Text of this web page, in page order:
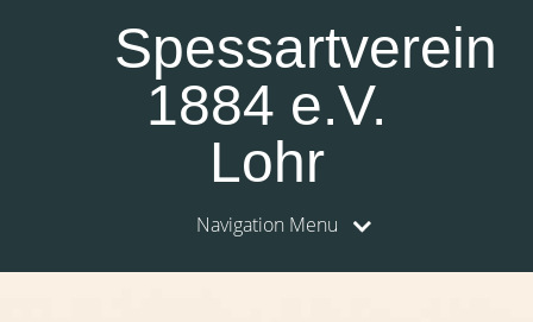
Spessartverein
1884 e.V.
Lohr
Navigation Menu